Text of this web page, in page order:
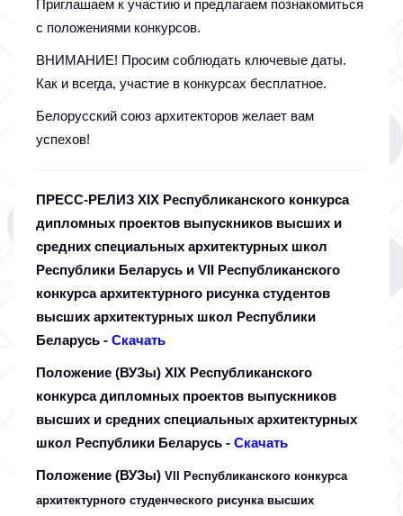
Приглашаем к участию и предлагаем познакомиться
с положениями конкурсов.
ВНИМАНИЕ! Просим соблюдать ключевые даты.
Как и всегда, участие в конкурсах бесплатное.
Белорусский союз архитекторов желает вам
успехов!
ПРЕСС-РЕЛИЗ ХIХ Республиканского конкурса
дипломных проектов выпускников высших и
средних специальных архитектурных школ
Республики Беларусь и VII Республиканского
конкурса архитектурного рисунка студентов
высших архитектурных школ Республики
Беларусь - Скачать
Положение (ВУЗы) XIX Республиканского
конкурса дипломных проектов выпускников
высших и средних специальных архитектурных
школ Республики Беларусь - Скачать
Положение (ВУЗы) VII Республиканского конкурса
архитектурного студенческого рисунка высших